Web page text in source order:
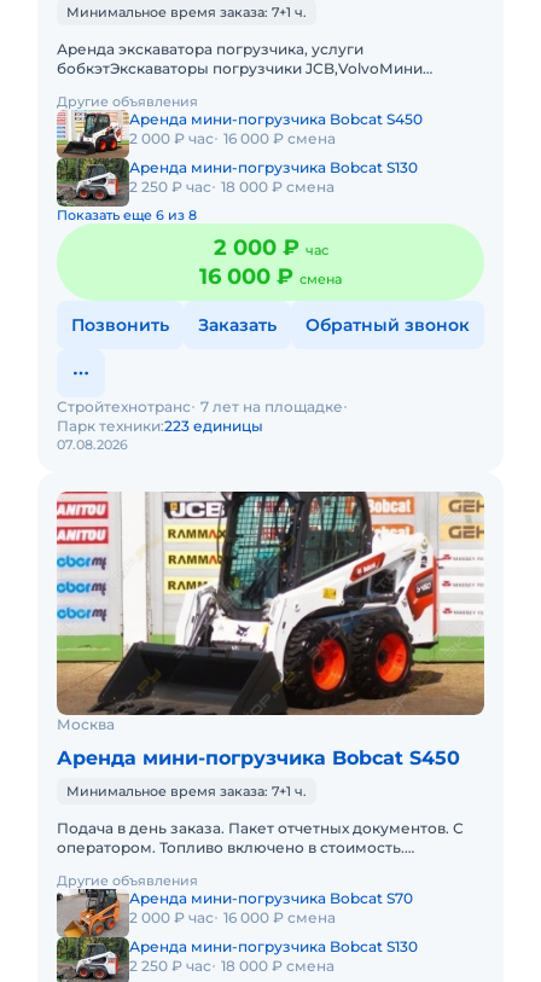
Минимальное время заказа: 7+1 ч.
Аренда экскаватора погрузчика, услуги
бобкэтЭкскаваторы погрузчики JCB,VolvoМини
полноповоротныйна колесном и гусеничн
Другие объявления
Аренда мини-погрузчика Bobcat S450
2 000 ₽ час 16 000 ₽ смена
Аренда мини-погрузчика Bobcat S130
2 250 ₽ час 18 000 ₽ смена
Показать еще 6 из 8
2 000 ₽ час
16 000 ₽ смена
Позвонить Заказать Обратный звонок
07.08.2026
Стройтехнотранс 7 лет на площадке
Парк техники:223 единицы
Москва
Аренда мини-погрузчика Bobcat S450
Минимальное время заказа: 7+1 ч.
Подача в день заказа. Пакет отчетных документов. С
оператором. Топливо включено в стоимость.
Другие объявления
Аренда мини-погрузчика Bobcat S70
2 000 ₽ час 16 000 ₽ смена
Аренда мини-погрузчика Bobcat S130
2 250 ₽ час 18 000 ₽ смена